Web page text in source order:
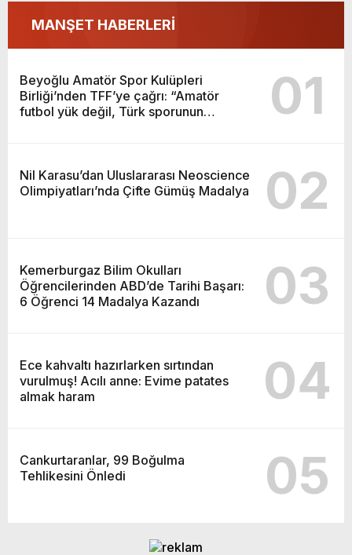
MANŞET HABERLERİ
Beyoğlu Amatör Spor Kulüpleri
Birliği’nden TFF’ye çağrı: “Amatör
futbol yük değil, Türk sporunun
01
Nil Karasu’dan Uluslararası Neoscience
Olimpiyatları’nda Çifte Gümüş Madalya
02
Kemerburgaz Bilim Okulları
Öğrencilerinden ABD’de Tarihi Başarı:
6 Öğrenci 14 Madalya Kazandı
03
Ece kahvaltı hazırlarken sırtından
vurulmuş! Acılı anne: Evime patates
almak haram
04
Cankurtaranlar, 99 Boğulma
Tehlikesini Önledi
05